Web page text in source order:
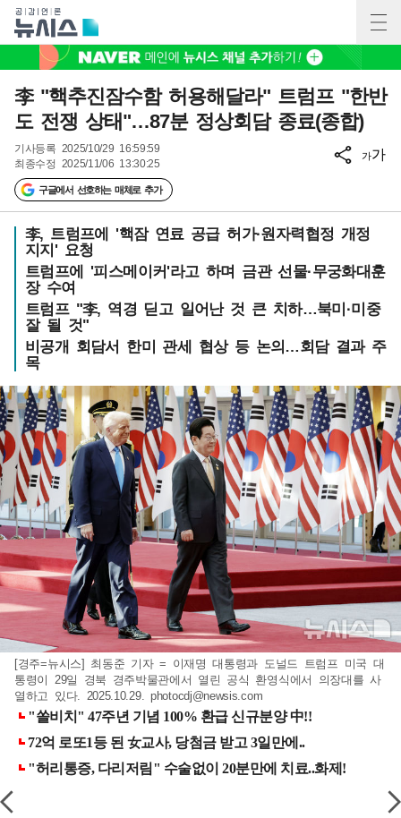
李 "핵추진잠수함 허용해달라" 트럼프 "한반
도 전쟁 상태"…87분 정상회담 종료(종합)
기사등록 2025/10/29 16:59:59
최종수정 2025/11/06 13:30:25
구글에서 선호하는 매체로 추가
가가
李, 트럼프에 '핵잠 연료 공급 허가·원자력협정 개정
지지' 요청
트럼프에 '피스메이커'라고 하며 금관 선물·무궁화대훈
장 수여
트럼프 "李, 역경 딛고 일어난 것 큰 치하…북미·미중
잘 될 것"
비공개 회담서 한미 관세 협상 등 논의…회담 결과 주
목
[경주=뉴시스] 최동준 기자 = 이재명 대통령과 도널드 트럼프 미국 대
통령이 29일 경북 경주박물관에서 열린 공식 환영식에서 의장대를 사
열하고 있다. 2025.10.29. photocdj@newsis.com